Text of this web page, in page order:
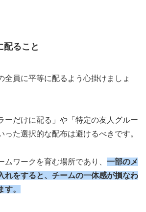
配ること
全員に平等に配るよう心掛けましょ
ーだけに配る」や「特定の友人グルー
った選択的な配布は避けるべきです。
ムワークを育む場所であり、 一部のメ
れをすると、チームの一体感が損なわ
。